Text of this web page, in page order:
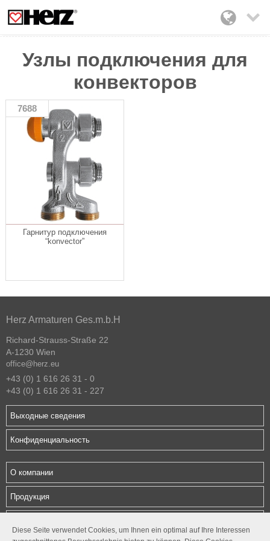
Diese Seite verwendet Cookies, um Ihnen ein optimal auf Ihre Interessen

Узлы подключения для
конвекторов
7688
Гарнитур подключения
“konvector”
Herz Armaturen Ges.m.b.H
Richard-Strauss-Straße 22
A-1230 Wien
office@herz.eu
+43 (0) 1 616 26 31 - 0
+43 (0) 1 616 26 31 - 227
Выходные сведения
Конфиденциальность
О компании
Продукция